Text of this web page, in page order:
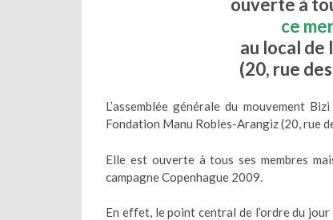
ce
au local de
(20, rue
L’assemblée générale du mouvement
Fondation Manu Robles-Arangiz (20, rue
Elle est ouverte à tous ses membres
campagne Copenhague 2009.
En effet, le point central de l’ordre du